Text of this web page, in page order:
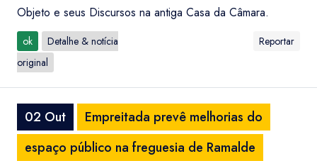
Objeto e seus Discursos na antiga Casa da Câmara.
ok
Detalhe & notícia
original
Reportar
02 Out
Empreitada prevê melhorias do
espaço público na freguesia de Ramalde